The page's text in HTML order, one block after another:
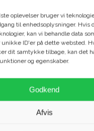
oplevelser bruger vi
til enhedsoplysninger. Hvis
kan vi behandle data
ID'er på dette websted.
dit samtykke tilbage, kan det
og egenskaber.
Godkend
Afvis
lejeperiode - 7 mdr.
at bo i et stort, flot,
tæt på naturen? Så
november 2025.
hus er ideelt for
bolig med masser af